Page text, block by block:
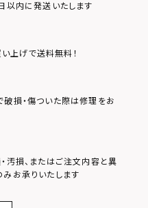
以内に発送いたします
上げで送料無料！
損・傷ついた際は修理をお
汚損、またはご注文内容と異
お承りいたします